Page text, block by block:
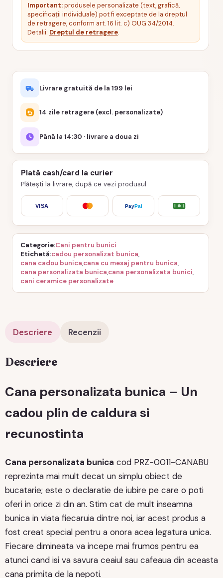
Important:produsele personalizate (text, grafică,
specificații individuale) pot fi exceptate de la dreptul
de retragere, conform art. 16 lit. c) OUG 34/2014.
Detalii: Dreptul de retragere.
Livrare gratuită de la 199 lei
14 zile retragere (excl. personalizate)
Până la 14:30 · livrare a doua zi
Plată cash/card la curier
Plătești la livrare, după ce vezi produsul
VISA PayPal
Categorie Cani pentru bunici
Etichetă cadou personalizat bunica,
cana cadou bunica,cana cu mesaj pentru bunica,
cana personalizata bunica,cana personalizata bunici,
cani ceramice personalizate
Descriere Recenzii
Descriere
Cana personalizata bunica – Un
cadou plin de caldura si
recunostinta
Cana personalizata bunica cod PRZ-0011-CANABU
reprezinta mai mult decat un simplu obiect de
bucatarie; este o declaratie de iubire pe care o poti
oferi in orice zi din an. Stim cat de mult inseamna
bunica in viata fiecaruia dintre noi, iar acest produs a
fost creat special pentru a onora acea legatura unica.
Fiecare dimineata va incepe mai frumos pentru ea
atunci cand isi va savura ceaiul sau cafeaua din aceasta
cana primita de la nepoti.